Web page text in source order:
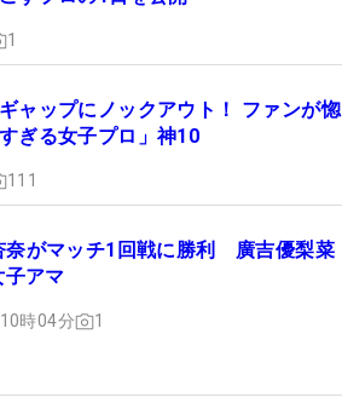
1
ャップにノックアウト！ ファンが惚
ぎる女子プロ」神10
111
奈がマッチ1回戦に勝利 廣吉優梨菜
アマ
時04分 1